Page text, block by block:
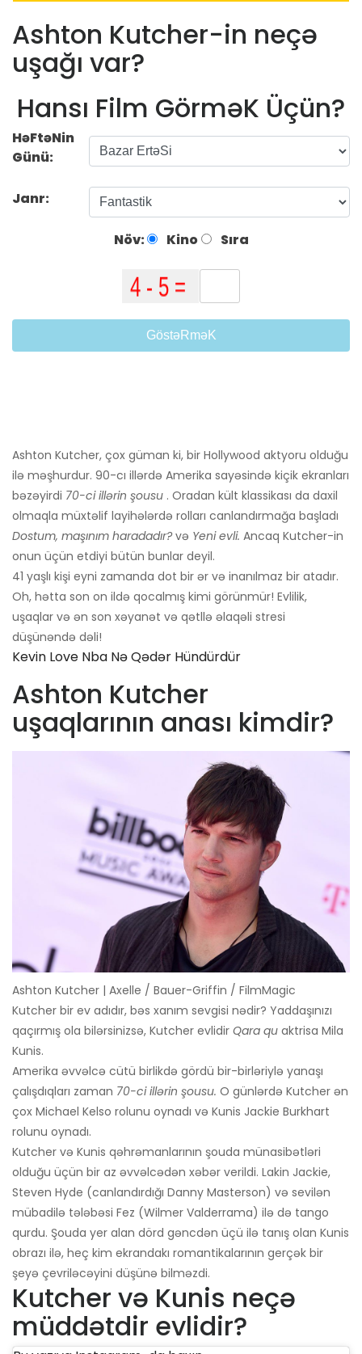
Ashton Kutcher-in neçə
uşağı var?
Hansı Film GörməK Üçün?
HəFtəNin
Günü:
Janr:
Növ: Kino Sıra
GöstəRməK
Ashton Kutcher, çox güman ki, bir Hollywood aktyoru olduğu
ilə məşhurdur. 90-cı illərdə Amerika sayəsində kiçik ekranları
bəzəyirdi 70-ci illərin şousu . Oradan kült klassikası da daxil
olmaqla müxtəlif layihələrdə rolları canlandırmağa başladı
Dostum, maşınım haradadır?və Yeni evli. Ancaq Kutcher-in
onun üçün etdiyi bütün bunlar deyil.
41 yaşlı kişi eyni zamanda dot bir ər və inanılmaz bir atadır.
Oh, hətta son on ildə qocalmış kimi görünmür! Evlilik,
uşaqlar və ən son xəyanət və qətllə əlaqəli stresi
düşünəndə dəli!
Kevin Love Nba Nə Qədər Hündürdür
Ashton Kutcher
uşaqlarının anası kimdir?
Ashton Kutcher | Axelle / Bauer-Griffin / FilmMagic
Kutcher bir ev adıdır, bəs xanım sevgisi nədir? Yaddaşınızı
qaçırmış ola bilərsinizsə, Kutcher evlidir Qara qu aktrisa Mila
Kunis.
Amerika əvvəlcə cütü birlikdə gördü bir-birləriylə yanaşı
çalışdıqları zaman 70-ci illərin şousu. O günlərdə Kutcher ən
çox Michael Kelso rolunu oynadı və Kunis Jackie Burkhart
rolunu oynadı.
Kutcher və Kunis qəhrəmanlarının şouda münasibətləri
olduğu üçün bir az əvvəlcədən xəbər verildi. Lakin Jackie,
Steven Hyde (canlandırdığı Danny Masterson) və sevilən
mübadilə tələbəsi Fez (Wilmer Valderrama) ilə də tango
qurdu. Şouda yer alan dörd gəncdən üçü ilə tanış olan Kunis
obrazı ilə, heç kim ekrandakı romantikalarının gerçək bir
şeyə çevriləcəyini düşünə bilməzdi.
Kutcher və Kunis neçə
müddətdir evlidir?